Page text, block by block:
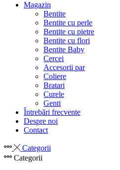
Magazin
Bentite
Bentite cu perle
Bentite cu pietre
Bentite cu flori
Bentite Baby
Cercei
Accesorii par
Coliere
Bratari
Curele
Genti
Întrebări frecvente
Despre noi
Contact
Categorii
Categorii